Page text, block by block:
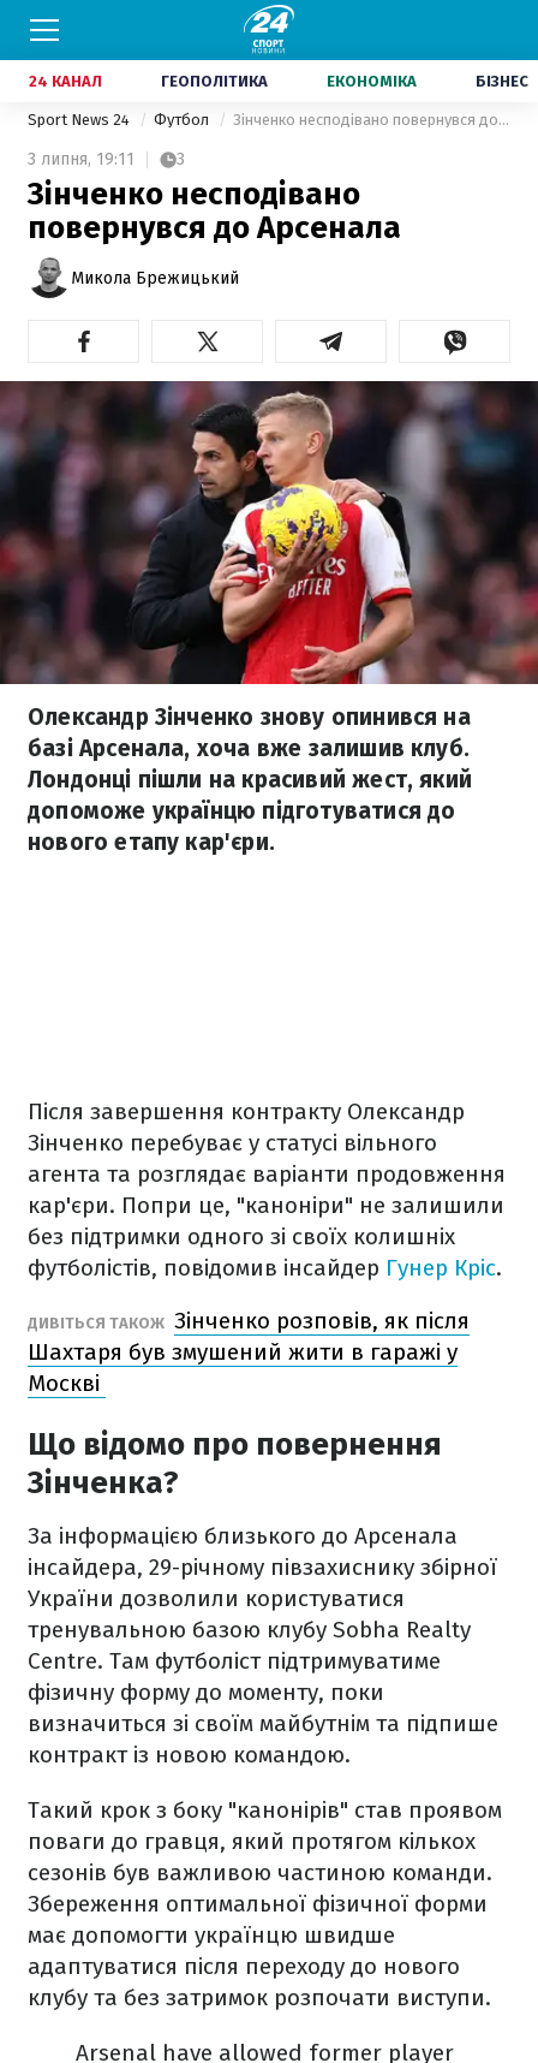
24 КАНАЛ ГЕОПОЛІТИКА ЕКОНОМІКА БІЗНЕС
Sport News 24 Футбол Зінченко несподівано повернувся до Арсенала
3 липня, 19:11 3
Зінченко несподівано
повернувся до Арсенала
Микола Брежицький
Олександр Зінченко знову опинився на
базі Арсенала, хоча вже залишив клуб.
Лондонці пішли на красивий жест, який
допоможе українцю підготуватися до
нового етапу кар'єри.
Після завершення контракту Олександр
Зінченко перебуває у статусі вільного
агента та розглядає варіанти продовження
кар'єри. Попри це, "каноніри" не залишили
без підтримки одного зі своїх колишніх
футболістів, повідомив інсайдер Гунер Кріс.
ДИВІТЬСЯ ТАКОЖ Зінченко розповів, як після
Шахтаря був змушений жити в гаражі у
Москві
Що відомо про повернення
Зінченка?
За інформацією близького до Арсенала
інсайдера, 29-річному півзахиснику збірної
України дозволили користуватися
тренувальною базою клубу Sobha Realty
Centre. Там футболіст підтримуватиме
фізичну форму до моменту, поки
визначиться зі своїм майбутнім та підпише
контракт із новою командою.
Такий крок з боку "канонірів" став проявом
поваги до гравця, який протягом кількох
сезонів був важливою частиною команди.
Збереження оптимальної фізичної форми
має допомогти українцю швидше
адаптуватися після переходу до нового
клубу та без затримок розпочати виступи.
Arsenal have allowed former player